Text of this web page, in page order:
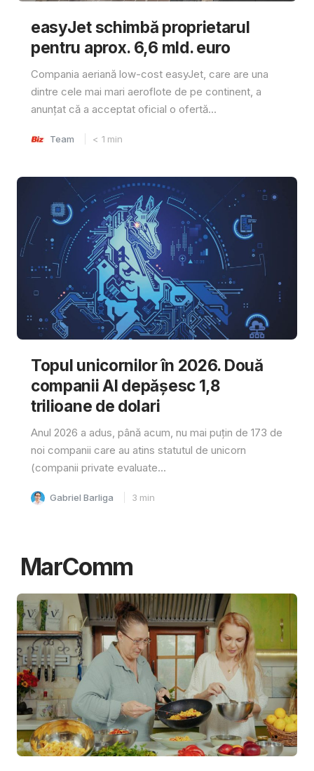
easyJet schimbă proprietarul
pentru aprox. 6,6 mld. euro
Compania aeriană low-cost easyJet, care are una
dintre cele mai mari aeroflote de pe continent, a
anunțat că a acceptat oficial o ofertă...
Team < 1 min
Topul unicornilor în 2026. Două
companii AI depășesc 1,8
trilioane de dolari
Anul 2026 a adus, până acum, nu mai puțin de 173 de
noi companii care au atins statutul de unicorn
(companii private evaluate...
Gabriel Barliga 3 min
MarComm